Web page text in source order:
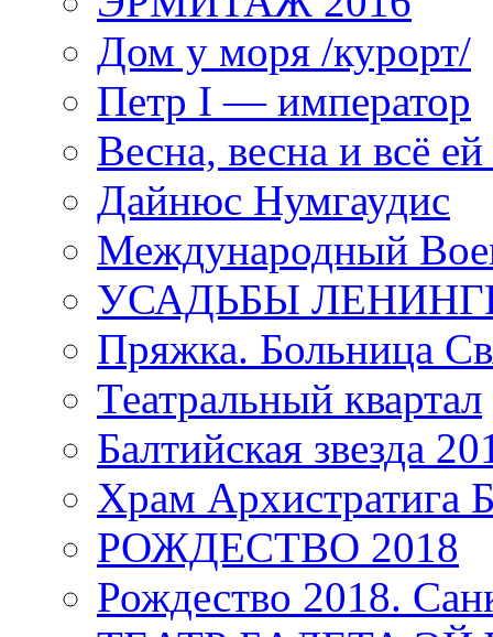
Дом у моря /курорт/
Петр I — император
Весна, весна и всё
Дайнюс Нумгаудис
Международный
УСАДЬБЫ
Пряжка. Больница
Театральный квартал
Балтийская звезда
Храм
РОЖДЕСТВО 2018
Рождество 2018.